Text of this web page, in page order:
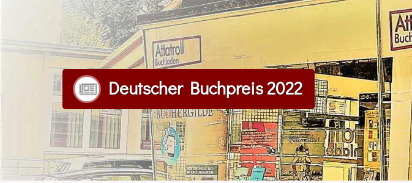
Deutscher Buchpreis 2022